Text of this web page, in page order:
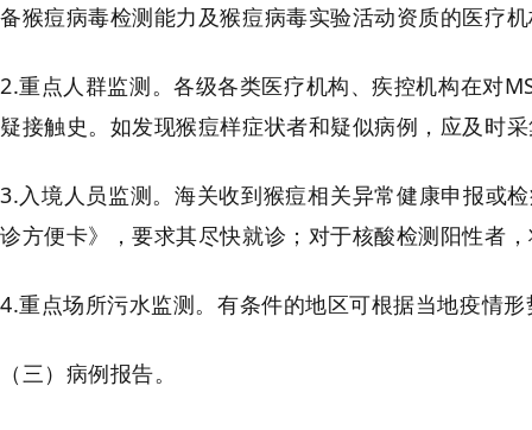
备猴痘病毒检测能力及猴痘病毒实验活动资质的医疗
2.重点人群监测。各级各类医疗机构、疾控机构在对
疑接触史。如发现猴痘样症状者和疑似病例，应及时
3.入境人员监测。海关收到猴痘相关异常健康申报或
诊方便卡》，要求其尽快就诊；对于核酸检测阳性者
4.重点场所污水监测。有条件的地区可根据当地疫情
（三）病例报告。